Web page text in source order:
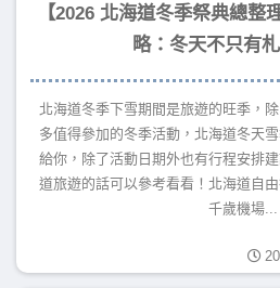
【2026 北海道冬季祭典總整
略：冬天不只有
北海道冬季下雪期間是旅遊的旺季，
多值得參加的冬季活動，北海道冬天
給你，除了活動日期外也有行程安排
道旅遊的話可以參考看看！北海道自
千歲機場...